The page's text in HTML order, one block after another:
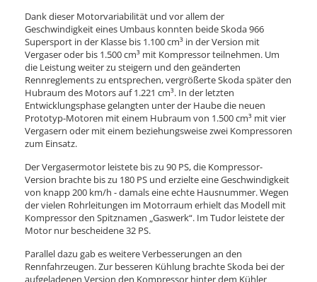
Dank dieser Motorvariabilität und vor allem der
Geschwindigkeit eines Umbaus konnten beide Skoda 966
Supersport in der Klasse bis 1.100 cm³ in der Version mit
Vergaser oder bis 1.500 cm³ mit Kompressor teilnehmen. Um
die Leistung weiter zu steigern und den geänderten
Rennreglements zu entsprechen, vergrößerte Skoda später den
Hubraum des Motors auf 1.221 cm³. In der letzten
Entwicklungsphase gelangten unter der Haube die neuen
Prototyp-Motoren mit einem Hubraum von 1.500 cm³ mit vier
Vergasern oder mit einem beziehungsweise zwei Kompressoren
zum Einsatz.
Der Vergasermotor leistete bis zu 90 PS, die Kompressor-
Version brachte bis zu 180 PS und erzielte eine Geschwindigkeit
von knapp 200 km/h - damals eine echte Hausnummer. Wegen
der vielen Rohrleitungen im Motorraum erhielt das Modell mit
Kompressor den Spitznamen „Gaswerk“. Im Tudor leistete der
Motor nur bescheidene 32 PS.
Parallel dazu gab es weitere Verbesserungen an den
Rennfahrzeugen. Zur besseren Kühlung brachte Skoda bei der
aufgeladenen Version den Kompressor hinter dem Kühler